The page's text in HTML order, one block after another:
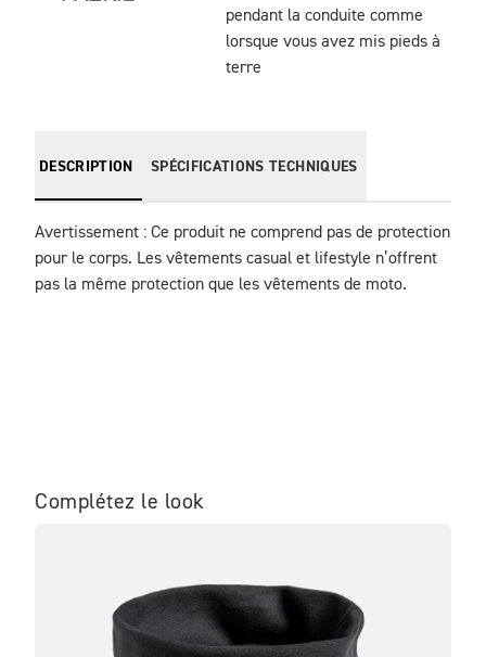
pendant la conduite comme
lorsque vous avez mis pieds à
terre
DESCRIPTION SPÉCIFICATIONS TECHNIQUES
Avertissement : Ce produit ne comprend pas de protection
pour le corps. Les vêtements casual et lifestyle n’offrent
pas la même protection que les vêtements de moto.
Complétez le look